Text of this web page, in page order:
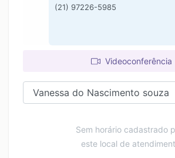
(21) 97226-5985
Videoconferência
Sem horário cadastrado
este local de